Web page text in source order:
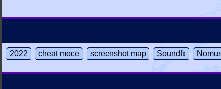
2022 cheat mode screenshot map Soundfx